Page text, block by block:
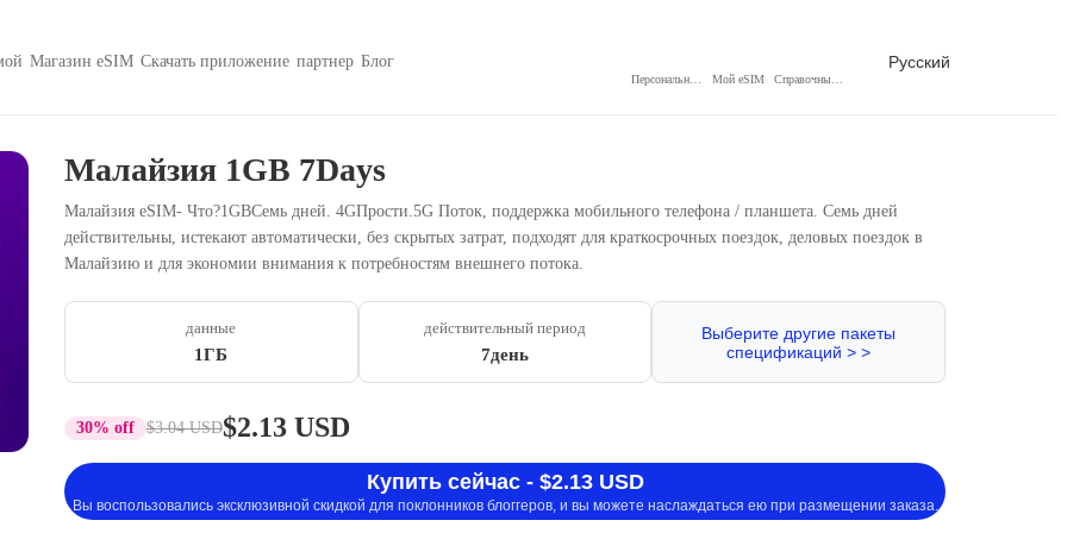
Магазин eSIM Скачать приложение партнер Блог
Мой eSIM
Русский
Малайзия 1GB 7Days
Малайзия eSIM- Что?1GBСемь дней. 4GПрости.5G Поток, поддержка мобильного телефона / планшета. Семь дней
действительны, истекают автоматически, без скрытых затрат, подходят для краткосрочных поездок, деловых поездок в
Малайзию и для экономии внимания к потребностям внешнего потока.
данные
1ГБ
действительный период
7день
Выберите другие пакеты
спецификаций > >
30% off $3.04 USD$2.13 USD
Купить сейчас - $2.13 USD
Вы воспользовались эксклюзивной скидкой для поклонников блоггеров, и вы можете наслаждаться ею при размещении заказа.